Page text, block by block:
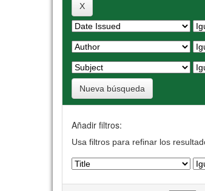
Nueva búsqueda
Añadir filtros:
Usa filtros para refinar los